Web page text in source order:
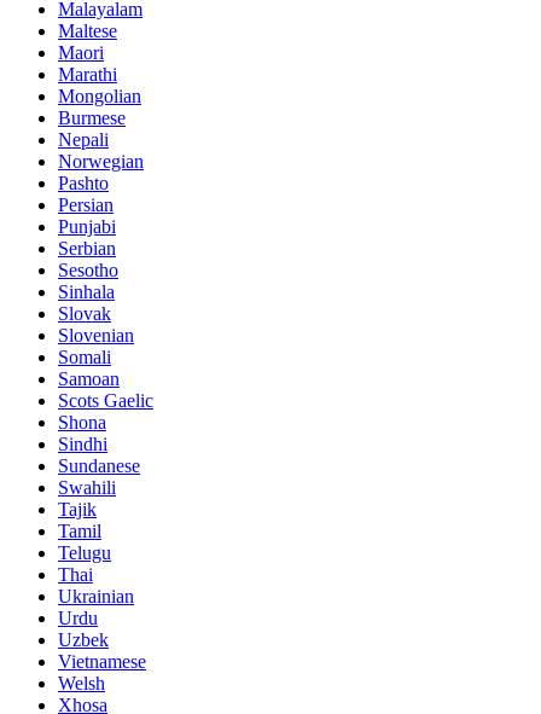
Malayalam
Maltese
Maori
Marathi
Mongolian
Burmese
Nepali
Norwegian
Pashto
Persian
Punjabi
Serbian
Sesotho
Sinhala
Slovak
Slovenian
Somali
Samoan
Scots Gaelic
Shona
Sindhi
Sundanese
Swahili
Tajik
Tamil
Telugu
Thai
Ukrainian
Urdu
Uzbek
Vietnamese
Welsh
Xhosa